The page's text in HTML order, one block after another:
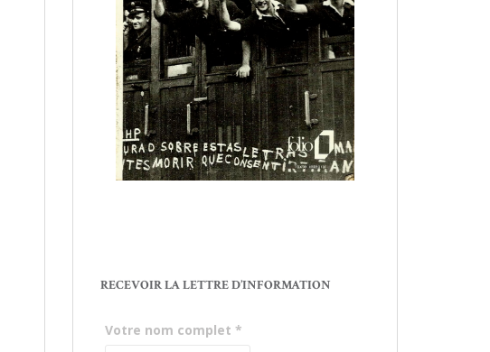
RECEVOIR LA LETTRE D’INFORMATION
Votre nom complet *